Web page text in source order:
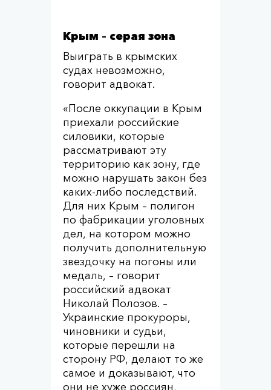
Крым – серая зона
Выиграть в крымских
судах невозможно,
говорит адвокат.
«После оккупации в Крым
приехали российские
силовики, которые
рассматривают эту
территорию как зону, где
можно нарушать закон без
каких-либо последствий.
Для них Крым – полигон
по фабрикации уголовных
дел, на котором можно
получить дополнительную
звездочку на погоны или
медаль, – говорит
российский адвокат
Николай Полозов. –
Украинские прокуроры,
чиновники и судьи,
которые перешли на
сторону РФ, делают то же
самое и доказывают, что
они не хуже россиян,